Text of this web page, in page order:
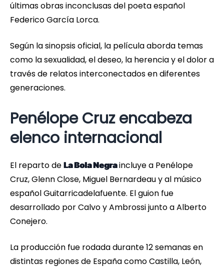
últimas obras inconclusas del poeta español
Federico García Lorca.
Según la sinopsis oficial, la película aborda temas
como la sexualidad, el deseo, la herencia y el dolor a
través de relatos interconectados en diferentes
generaciones.
Penélope Cruz encabeza
elenco internacional
El reparto de La Bola Negraincluye a Penélope
Cruz, Glenn Close, Miguel Bernardeau y al músico
español Guitarricadelafuente. El guion fue
desarrollado por Calvo y Ambrossi junto a Alberto
Conejero.
La producción fue rodada durante 12 semanas en
distintas regiones de España como Castilla, León,